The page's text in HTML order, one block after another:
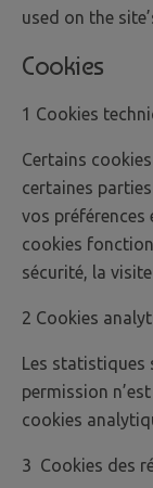
used on the
Cookies
1 Cookies
Certains
certaines
vos préférences
cookies
sécurité, la
2 Cookies
Les statistiques
permission
cookies
3 Cookies des